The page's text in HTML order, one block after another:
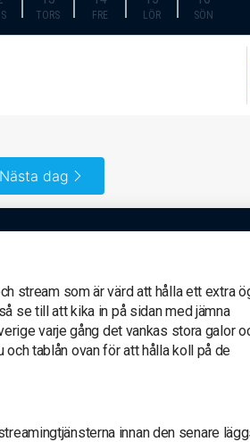
TORS FRE LÖR SÖN
Nästa dag
stream som är värd att hålla ett extra
se till att kika in på sidan med jämna
varje gång det vankas stora galor
och tablån ovan för att hålla koll på de
innan den senare